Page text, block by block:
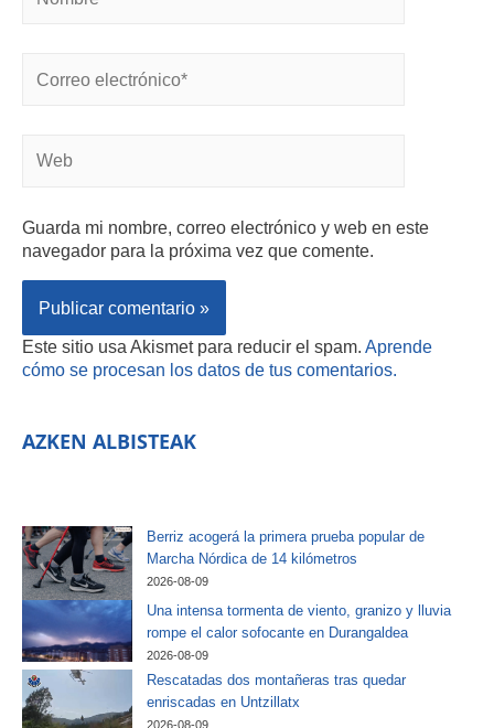
Guarda mi nombre, correo electrónico y web en este
navegador para la próxima vez que comente.
Este sitio usa Akismet para reducir el spam. Aprende
cómo se procesan los datos de tus comentarios.
AZKEN ALBISTEAK
Berriz acogerá la primera prueba popular de
Marcha Nórdica de 14 kilómetros
2026-08-09
Una intensa tormenta de viento, granizo y lluvia
rompe el calor sofocante en Durangaldea
2026-08-09
Rescatadas dos montañeras tras quedar
enriscadas en Untzillatx
2026-08-09